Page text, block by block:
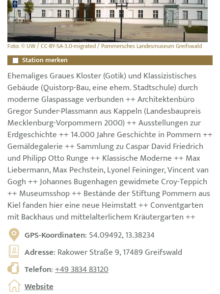
Foto: © UW / CC-BY-SA-3.0-migrated / Pommersches Landesmuseum Greifswald
Station merken
Ehemaliges Graues Kloster (Gotik) und Klassizistisches
Gebäude (Quistorp-Bau, eine ehem. Stadtschule) durch
moderne Glaspassage verbunden ++ Architektenbüro
Gregor Sunder-Plassmann aus Kappeln (Landesbaupreis
Mecklenburg-Vorpommern 2000) ++ Ausstellungen zur
Erdgeschichte ++ 14.000 Jahre Geschichte in Pommern ++
Gemäldegalerie ++ Sammlung zu Caspar David Friedrich
und Philipp Otto Runge ++ Klassische Moderne ++ Max
Liebermann, Max Pechstein, Lyonel Feininger, Vincent van
Gogh ++ Johannes Bugenhagen gewidmete Croy-Teppich
++ Museumsshop ++ Bestände der Stiftung Pommern aus
Kiel fanden hier eine neue Heimstatt ++ Conventgarten
mit Backhaus und mittelalterlichem Kräutergarten ++
GPS-Koordinaten: 54.09492, 13.38234
Adresse: Rakower Straße 9, 17489 Greifswald
Telefon:+49 3834 83120
Website